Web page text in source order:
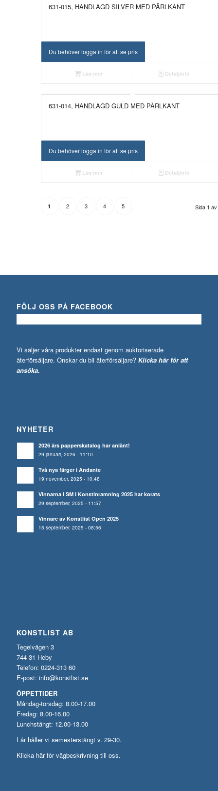
631-015, HANDLAGD SILVER MED PÄRLKANT
Du behöver logga in för att se pris
Läs mer Detaljinfo
631-014, HANDLAGD GULD MED PÄRLKANT
Du behöver logga in för att se pris
Läs mer Detaljinfo
Sida 1
1 2 3 4 5
FÖLJ OSS PÅ FACEBOOK
Vi säljer våra produkter endast genom auktoriserade
återförsäljare. Önskar du bli återförsäljare? Klicka här för att
ansöka.
NYHETER
2026 års papperskatalog har anlänt!
29 januari, 2026 - 11:10
Två nya färger i Andante
19 november, 2025 - 10:48
Vinnarna i SM i Konstinramning 2025 har korats
29 september, 2025 - 11:57
Vinnare av Konstlist Open 2025
15 september, 2025 - 08:56
KONSTLIST AB
Tegelvägen 3
744 31 Heby
Telefon: 0224-313 60
E-post: info@konstlist.se
ÖPPETTIDER
Måndag-torsdag: 8.00-17.00
Fredag: 8.00-16.00
Lunchstängt: 12.00-13.00
I år håller vi semesterstängt v. 29-30.
Klicka här för vägbeskrivning till oss.